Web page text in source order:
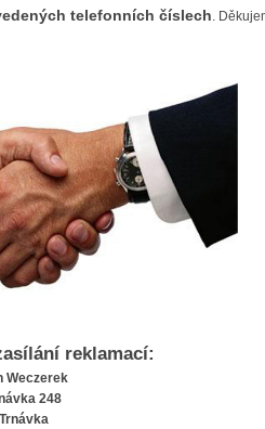
telefonních číslech.
reklamací:
Weczerek
248
Trnávka